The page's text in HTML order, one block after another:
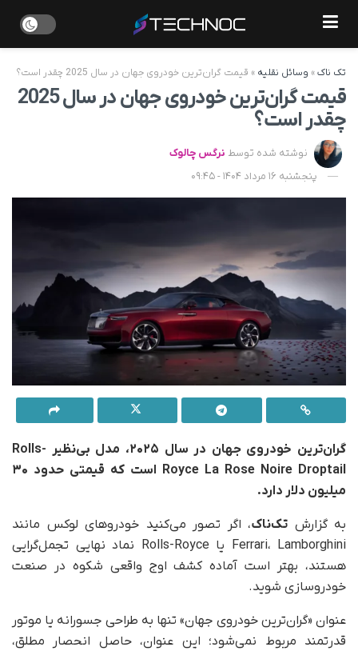
تک ناک» وسائل نقلیه » قیمت گران‌ترین خودروی جهان در سال 2025 چقدر است؟
قیمت گران‌ترین خودروی جهان در سال 2025
چقدر است؟
نوشته شده توسط نرگس چالوک
پنجشنبه 16 مرداد 1404 - 09:45
گران‌ترین خودروی جهان در سال ۲۰۲۵، مدل بی‌نظیر Rolls-
Royce La Rose Noire Droptail است که قیمتی حدود ۳۰
میلیون دلار دارد.
به گزارش تک‌ناک، اگر تصور می‌کنید خودروهای لوکس مانند
Ferrari، Lamborghini یا Rolls-Royce نماد نهایی تجمل‌گرایی
هستند، بهتر است آماده کشف اوج واقعی شکوه در صنعت
خودروسازی شوید.
عنوان «گران‌ترین خودروی جهان» تنها به طراحی جسورانه یا موتور
قدرتمند مربوط نمی‌شود؛ این عنوان، حاصل انحصار مطلق،